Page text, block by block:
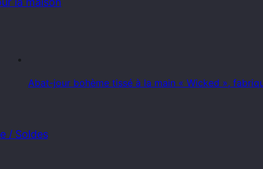
/ Soldes
Abat-jour bohème tissé à la main « Wicked »,